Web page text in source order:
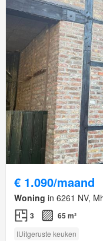
€ 1.090/maand
Woning in 6261 NV,
3 65 m²
IUitgeruste keuken